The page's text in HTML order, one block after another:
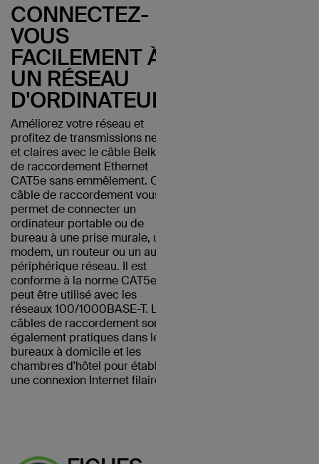
CONNECTEZ-
VOUS
FACILEMENT À
UN RÉSEAU
D'ORDINATEURS
Améliorez votre réseau et
profitez de transmissions nettes
et claires avec le câble Belkin
de raccordement Ethernet
CAT5e sans emmêlement. Ce
câble de raccordement vous
permet de connecter un
ordinateur portable ou de
bureau à une prise murale, un
modem, un routeur ou un autre
périphérique réseau. Il est
conforme à la norme CAT5e et
peut être utilisé avec les
réseaux 100/1000BASE-T. Les
câbles de raccordement sont
également pratiques dans les
bureaux à domicile et les
chambres d'hôtel pour établir
une connexion Internet filaire.